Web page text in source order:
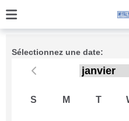
Sélectionnez une date:
S M T